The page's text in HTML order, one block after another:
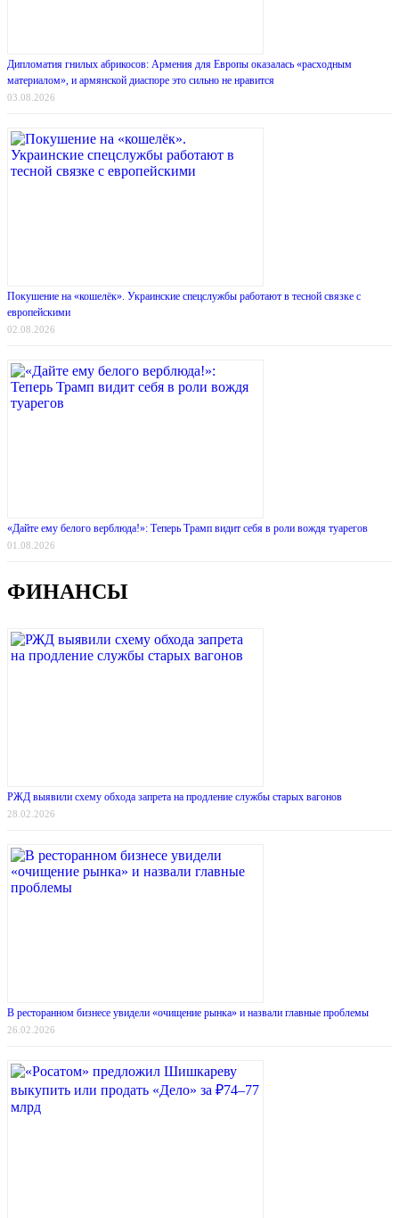
Дипломатия гнилых абрикосов: Армения для Европы оказалась «расходным
материалом», и армянской диаспоре это сильно не нравится
03.08.2026
Покушение на «кошелёк». Украинские спецслужбы работают в тесной связке с
европейскими
02.08.2026
«Дайте ему белого верблюда!»: Теперь Трамп видит себя в роли вождя туарегов
01.08.2026
ФИНАНСЫ
РЖД выявили схему обхода запрета на продление службы старых вагонов
28.02.2026
В ресторанном бизнесе увидели «очищение рынка» и назвали главные проблемы
26.02.2026